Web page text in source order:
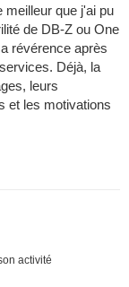
que j'ai pu
de DB-Z ou One
révérence après
Déjà, la
leurs
et les motivations
activité